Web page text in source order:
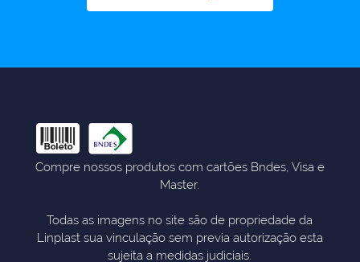
Compre nossos produtos com cartões Bndes, Visa e
Master.
Todas as imagens no site são de propriedade da
Linplast sua vinculação sem previa autorização esta
sujeita a medidas judiciais.